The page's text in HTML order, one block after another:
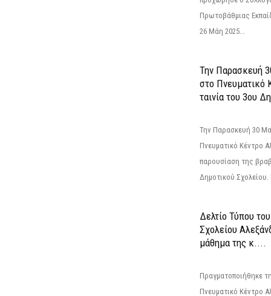
Πρωτοβάθμιας
26 Μάη 2025...
Την Παρασκευή
στο Πνευματικό
ταινία του 3ου
Την Παρασκευή 30
Πνευματικό Κέντρο
παρουσίαση της
Δημοτικού Σχολείου.
Δελτίο Τύπου
Σχολείου
μάθημα της κ....
Πραγματοποιήθηκε
Πνευματικό Κέντρο